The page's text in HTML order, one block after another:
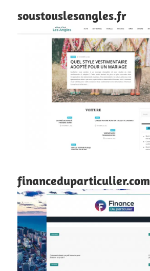
soustouslesangles.fr
financeduparticulier.com